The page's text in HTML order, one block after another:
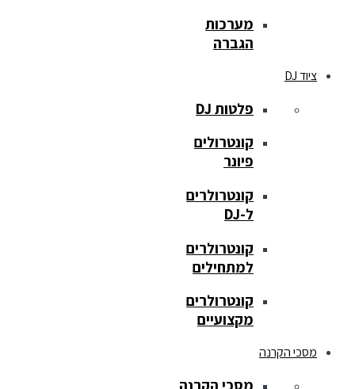
מערכות
הגברה
ציוד DJ
פלטות DJ
קונטרולים
פיונר
קונטרולרים
ל-DJ
קונטרולרים
למתחילים
קונטרולרים
מקצועיים
מסכי הקרנה
מסכי הקרנה